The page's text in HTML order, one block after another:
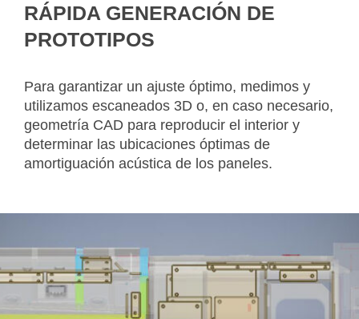
RÁPIDA GENERACIÓN DE
PROTOTIPOS
Para garantizar un ajuste óptimo, medimos y
utilizamos escaneados 3D o, en caso necesario,
geometría CAD para reproducir el interior y
determinar las ubicaciones óptimas de
amortiguación acústica de los paneles.